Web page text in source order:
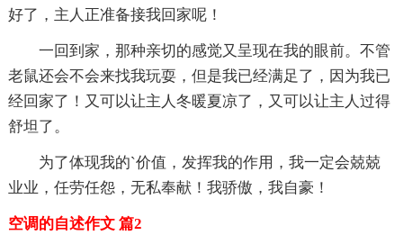
好了，主人正准备接我回家呢！
一回到家，那种亲切的感觉又呈现在我的眼前。不管
老鼠还会不会来找我玩耍，但是我已经满足了，因为我已
经回家了！又可以让主人冬暖夏凉了，又可以让主人过得
舒坦了。
为了体现我的`价值，发挥我的作用，我一定会兢兢
业业，任劳任怨，无私奉献！我骄傲，我自豪！
空调的自述作文 篇2